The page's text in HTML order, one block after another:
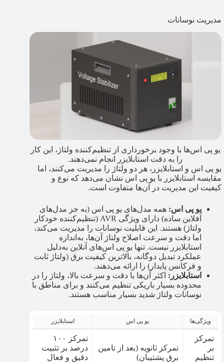
مدیریت نوسانات
یو پی اس‌ها با وجود برخورداری از تنظیم‌کننده ولتاژ، این کار
را به دقت استابلایزر انجام نمی‌دهند.
یو پی اس و استابلایزر، هر دو ولتاژ را مدیریت می‌کنند، اما
مقایسه استابلایزر با یو پی اس نشان می‌دهد که نوع و
کیفیت این مدیریت در آن‌ها متفاوت است.
یو پی اس: همه مدل‌های یو پی اس (به جز مدل‌های
آفلاین ساده) دارای ویژگی AVR (تنظیم‌کننده خودکار
ولتاژ) هستند. این قابلیت نوسانات را مدیریت می‌کند،
اما دقت و سرعت اصلاح ولتاژ آن‌ها، به‌اندازه
استابلایزر نیست. تنها یو پی اس‌های آنلاین به‌دلیل
عملکرد تبدیل دوگانه، بالاترین کیفیت برق (ولتاژ ثابت
و فرکانس پایدار) را ارائه می‌دهند.
استابلایزر: اکثر آن‌ها با دقت و سرعت بالا، ولتاژ را در
محدوده بسیار باریکی تنظیم می‌کنند و برای مناطق با
نوسانات ولتاژ شدید بسیار مناسب هستند.
ویژگی‌ها یو پی اس استابلایزر
تمرکز
بر
تنظیم
تمرکز ثانویه (بعد از تامین
برق پشتیبان)
تمرکز ۱۰۰
درصد بر تثبیت
دقیق و فعال